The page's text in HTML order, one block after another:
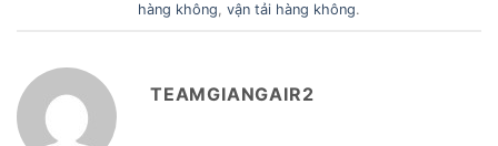
hàng không, vận tải hàng không.
TEAMGIANGAIR2